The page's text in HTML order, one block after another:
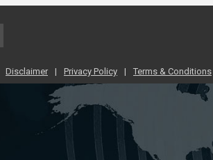
Disclaimer Privacy Policy Terms & Conditions